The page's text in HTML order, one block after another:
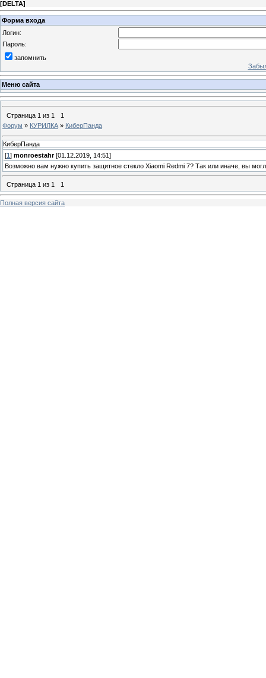
[DELTA]
Форма входа
Логин:
Пароль:
запомнить
Меню сайта
Страница 1 из 1
1
Форум » КУРИЛКА » КиберПанда
КиберПанда
[1 ] monroestahr[01.12.2019, 14:51]
Возможно вам нужно купить защитное стекло Xiaomi Redmi 7? Так или иначе, вы
Страница 1 из 1 1
Полная версия сайта